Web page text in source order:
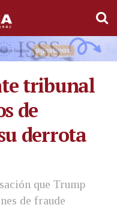
tribunal
de
derrota
que Trump
de fraude